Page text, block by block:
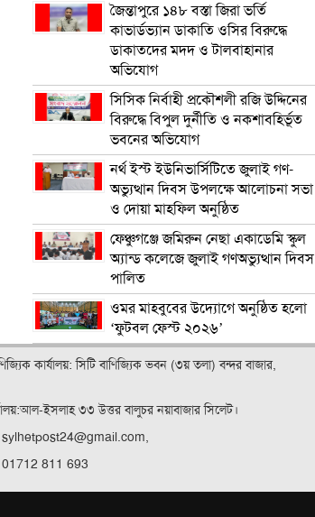
জৈন্তাপুরে ১৪৮ বস্তা জিরা ভর্তি
কাভার্ডভ্যান ডাকাতি ওসির বিরুদ্ধে
ডাকাতদের মদদ ও টালবাহানার
অভিযোগ
সিসিক নির্বাহী প্রকৌশলী রজি উদ্দিনের
বিরুদ্ধে বিপুল দুর্নীতি ও নকশাবহির্ভূত
ভবনের অভিযোগ
নর্থ ইস্ট ইউনিভার্সিটিতে জুলাই গণ-
অভ্যুত্থান দিবস উপলক্ষে আলোচনা সভা
ও দোয়া মাহফিল অনুষ্ঠিত
ফেঞ্চুগঞ্জে জমিরুন নেছা একাডেমি স্কুল
অ্যান্ড কলেজে জুলাই গণঅভ্যুত্থান দিবস
পালিত
ওমর মাহবুবের উদ্যোগে অনুষ্ঠিত হলো
‘ফুটবল ফেস্ট ২০২৬’
কার্যালয়: সিটি বাণিজ‍্যিক ভবন (৩য় তলা) বন্দর বাজার,
ইসলাহ ৩৩ উত্তর বালুচর নয়াবাজার সিলেট।
01712 811 693